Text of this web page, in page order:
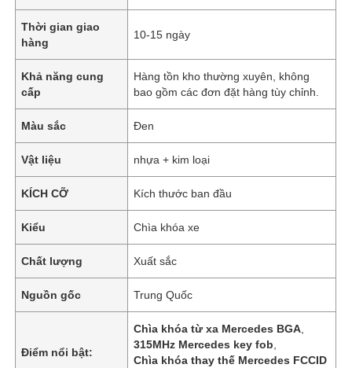
Thời gian giao
hàng
10-15 ngày
Khả năng cung
cấp
Hàng tồn kho thường xuyên, không
bao gồm các đơn đặt hàng tùy chỉnh.
Màu sắc Đen
Vật liệu nhựa + kim loại
KÍCH CỠ Kích thước ban đầu
Kiểu Chìa khóa xe
Chất lượng Xuất sắc
Nguồn gốc Trung Quốc
Điểm nổi bật:
Chìa khóa từ xa Mercedes BGA
315MHz Mercedes key fob
Chìa khóa thay thế Mercedes FCCID